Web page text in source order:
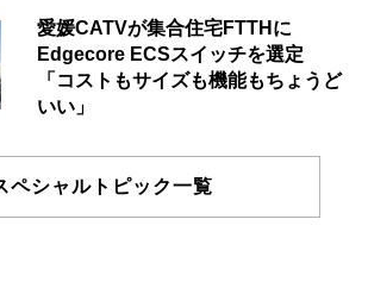
愛媛CATVが集合住宅FTTHに
Edgecore ECSスイッチを選定
「コストもサイズも機能もちょうど
いい」
ペシャルトピック一覧